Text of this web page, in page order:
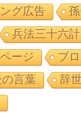
グ広告
兵法三十六計
ージ ブ
言葉
辞